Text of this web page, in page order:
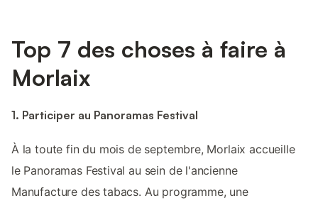
Top 7 des choses à faire à
Morlaix
1. Participer au Panoramas Festival
À la toute fin du mois de septembre, Morlaix accueille
le Panoramas Festival au sein de l'ancienne
Manufacture des tabacs. Au programme, une